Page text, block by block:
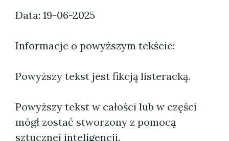
Data: 19-06-2025
Informacje o powyższym tekście:
Powyższy tekst jest fikcją listeracką.
Powyższy tekst w całości lub w części
mógł zostać stworzony z pomocą
sztucznej inteligencji.